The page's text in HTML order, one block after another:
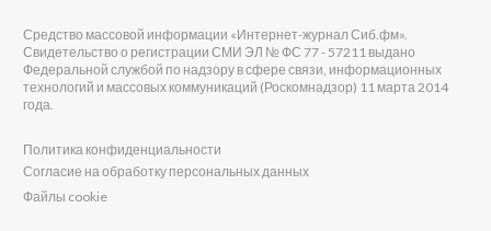
Средство массовой информации «Интернет-журнал Сиб.фм».
Свидетельство о регистрации СМИ ЭЛ № ФС 77 - 57211 выдано
Федеральной службой по надзору в сфере связи, информационных
технологий и массовых коммуникаций (Роскомнадзор) 11 марта 2014
года.
Политика конфиденциальности
Согласие на обработку персональных данных
Файлы cookie